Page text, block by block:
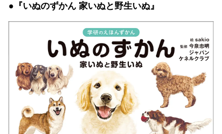
●『いぬのずかん 家いぬと野生いぬ』